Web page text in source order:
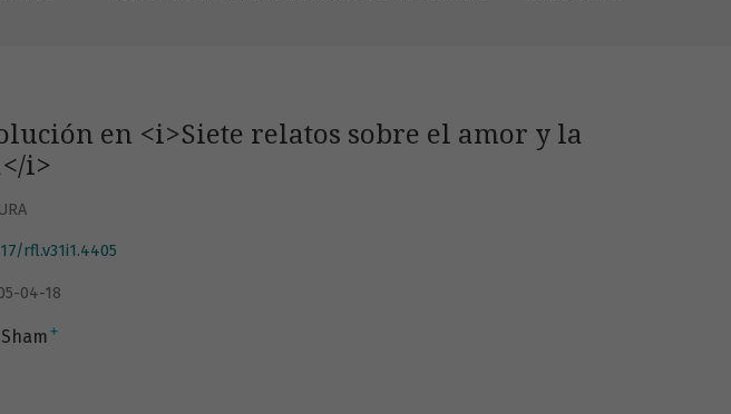
en <i>Siete relatos sobre el amor y la
i>
rfl.v31i1.4405
04-18
+